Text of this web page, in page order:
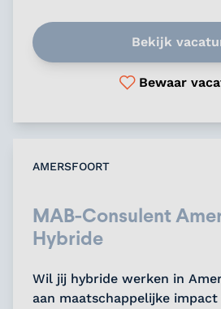
Bekijk
Bewaar
AMERSFOORT
MAB-Consulent
Hybride
Wil jij hybride werken in
aan maatschappelijke